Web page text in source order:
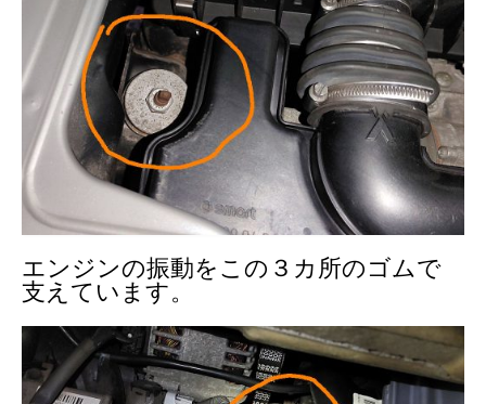
エンジンの振動をこの３カ所のゴムで
支えています。